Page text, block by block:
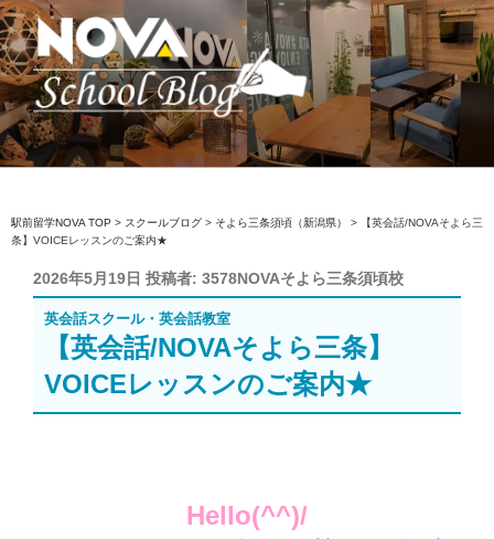
コ
ン
テ
ン
ツ
へ
ス
ッ
プ
駅前留学NOVA【公式】スクールブロ
英会話スクール・英会話教室
駅前留学NOVA TOP > スクールブログ > そよら三条須頃（新潟県） >
【英会話/NOVAそよら三
条】VOICEレッスンのご案内★
投
稿
日:
2026年5月19日 投稿者: 3578NOVAそよら三条須頃校
英会話スクール・英会話教室
【英会話/NOVAそよら三条】
VOICEレッスンのご案内★
Hello(^^)/